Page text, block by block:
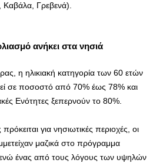
Καβάλα, Γρεβενά).
ανήκει στα νησιά
η ηλικιακή κατηγορία των 60 ετών
σε ποσοστό από 70% έως 78% και
Ενότητες ξεπερνούν το 80%.
για νησιωτικές περιοχές, οι
μαζικά στο πρόγραμμα
ενώ ένας από τους λόγους των υψηλών